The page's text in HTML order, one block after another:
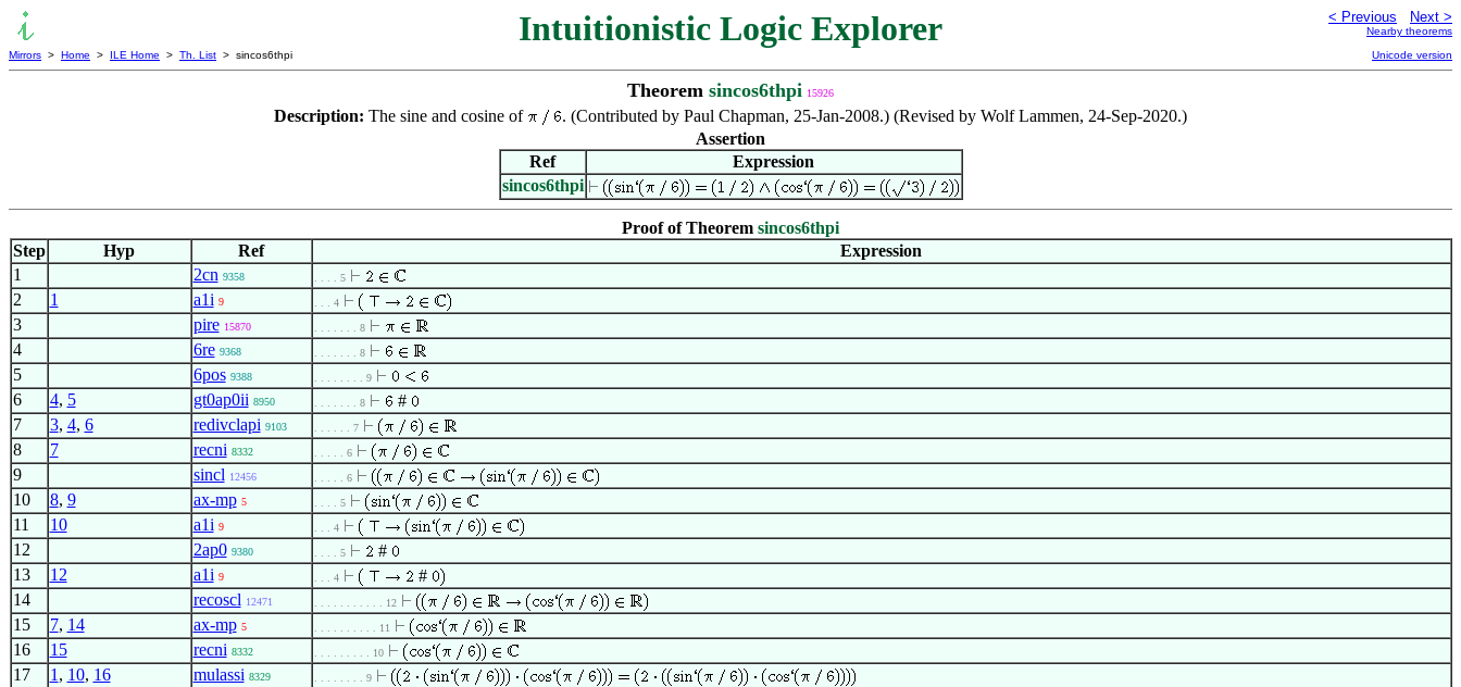
Intuitionistic Logic Explorer < Previous Next >
Nearby theorems
Mirrors > Home > ILE Home > Th. List > sincos6thpi Unicode version
Theorem sincos6thpi 15926
Description: The sine and cosine of
. (Contributed by Paul Chapman, 25-Jan-2008.) (Revised by Wolf Lammen, 24-Sep-2020.)
Assertion
Ref
Expression
sincos6thpi
Proof of Theorem sincos6thpi
Step
Hyp Ref
Expression
1
2cn 9358 . . . . 5
2 1 a1i 9 . . . 4
3 pire 15870 . . . . . . . 8
4 6re 9368 . . . . . . . 8
5 6pos 9388 . . . . . . . . 9
6 4, 5 gt0ap0ii 8950 . . . . . . . 8
#
7
3, 4, 6 redivclapi 9103 . . . . . . 7
8 7 recni 8332 . . . . . 6
9 sincl 12456 . . . . . 6
10 8, 9 ax-mp 5 . . . . 5
11 10 a1i 9 . . . 4
12 2ap0 9380 . . . . 5
#
13
12 a1i 9 . . . 4
#
14
recoscl 12471 . . . . . . . . . . . 12
15 7, 14 ax-mp 5 . . . . . . . . . . 11
16 15 recni 8332 . . . . . . . . . 10
17 1 , 10, 16 mulassi 8329 . . . . . . . . 9